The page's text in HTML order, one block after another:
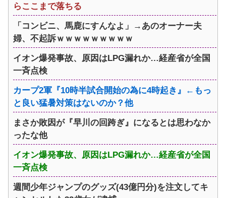
らここまで落ちる
「コンビニ、馬鹿にすんなよ」→あのオーナー夫
婦、不起訴ｗｗｗｗｗｗｗｗｗ
イオン爆発事故、原因はLPG漏れか…経産省が全国
一斉点検
カープ2軍『10時半試合開始の為に4時起き』←もっ
と良い猛暑対策はないのか？他
まさか敗因が『早川の回跨ぎ』になるとは思わなか
ったな他
イオン爆発事故、原因はLPG漏れか…経産省が全国
一斉点検
週間少年ジャンプのグッズ(43億円分)を注文してキ